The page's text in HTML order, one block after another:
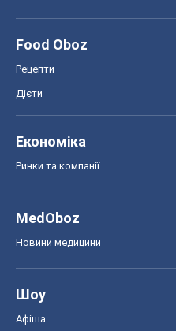
Food Oboz
Рецепти
Дієти
Економіка
Ринки та компанії
MedOboz
Новини медицини
Шоу
Афіша